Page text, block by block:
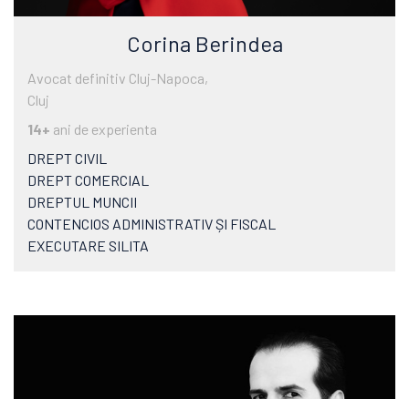
Corina Berindea
Avocat definitiv Cluj-Napoca,
Cluj
14+ ani de experienta
DREPT CIVIL
DREPT COMERCIAL
DREPTUL MUNCII
CONTENCIOS ADMINISTRATIV ȘI FISCAL
EXECUTARE SILITA